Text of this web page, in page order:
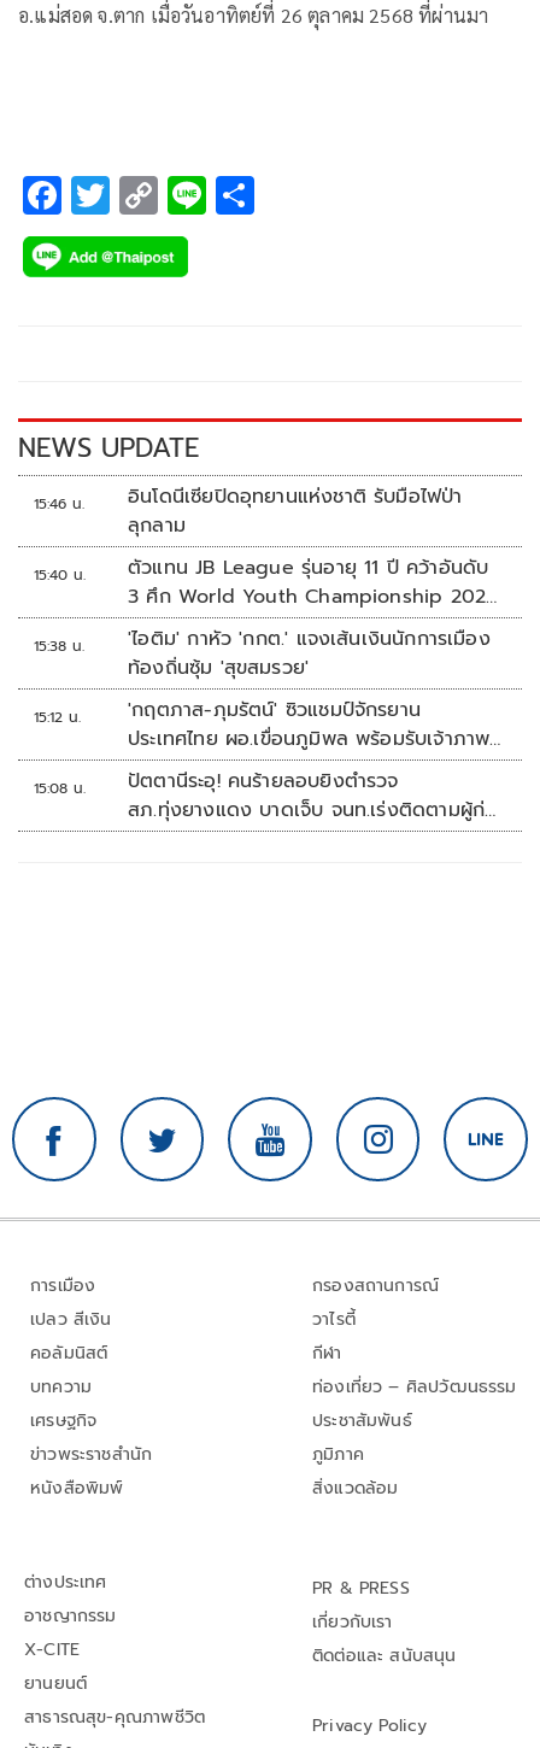
อ.แม่สอด จ.ตาก เมื่อวันอาทิตย์ที่ 26 ตุลาคม 2568 ที่ผ่านมา
F
ac
e
k
T
wi
tt
C
o
p
k
Li
NEWS UPDATE
15:46 น.
อินโดนีเซียปิดอุทยานแห่งชาติ รับมือไฟป่า
ลุกลาม
15:40 น.
ตัวแทน JB League รุ่นอายุ 11 ปี คว้าอันดับ
3 ศึก World Youth Championship 2026
ที่สิงคโปร์
15:38 น.
'ไอติม' กาหัว 'กกต.' แจงเส้นเงินนักการเมือง
ท้องถิ่นซุ้ม 'สุขสมรวย'
15:12 น.
'กฤตภาส-ภุมรัตน์' ซิวแชมป์จักรยาน
ประเทศไทย ผอ.เขื่อนภูมิพล พร้อมรับเจ้าภาพ
ต่อ ปี 2570
15:08 น.
ปัตตานีระอุ! คนร้ายลอบยิงตำรวจ
สภ.ทุ่งยางแดง บาดเจ็บ จนท.เร่งติดตามผู้ก่อ
เหตุ
การเมือง
เปลว สีเงิน
คอลัมนิสต์
บทความ
เศรษฐกิจ
ข่าวพระราชสำนัก
หนังสือพิมพ์
กรองสถานการณ์
วาไรตี้
กีฬา
ท่องเที่ยว – ศิลปวัฒนธรรม
ประชาสัมพันธ์
ภูมิภาค
สิ่งแวดล้อม
ต่างประเทศ
อาชญากรรม
X-CITE
ยานยนต์
สาธารณสุข-คุณภาพชีวิต
PR & PRESS
เกี่ยวกับเรา
ติดต่อและ สนับสนุน
Privacy Policy